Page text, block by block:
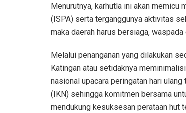
Menurutnya, karhutla ini akan memicu
(ISPA) serta terganggunya aktivitas
maka daerah harus bersiaga,
Melalui penanganan yang dilakukan
Katingan atau setidaknya
nasional upacara peringatan hari
(IKN) sehingga komitmen bersama
mendukung kesuksesan perataan hut